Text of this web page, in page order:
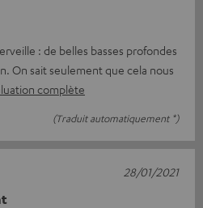
: de belles basses profondes
On sait seulement que cela nous
complète
(Traduit automatiquement *)
28/01/2021